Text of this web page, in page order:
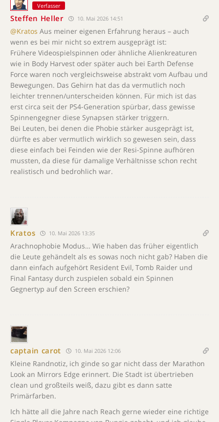
Verfasser
Steffen Heller 10. Mai 2026 14:51
@Kratos Aus meiner eigenen Erfahrung heraus – auch
wenn es bei mir nicht so extrem ausgeprägt ist:
Frühere Videospielspinnen oder ähnliche Alienkreaturen
wie in Body Harvest oder später auch bei Earth Defense
Force waren noch vergleichsweise abstrakt vom Aufbau und
Bewegungen. Das Gehirn hat das da vermutlich noch
leichter trennen/unterscheiden können. Für mich ist das
erst circa seit der PS4-Generation spürbar, dass gewisse
Spinnengegner diese Synapsen stärker triggern.
Bei Leuten, bei denen die Phobie stärker ausgeprägt ist,
dürfte es aber vermutlich wirklich so gewesen sein, dass
diese einfach bei Feinden wie der Resi-Spinne aufhören
mussten, da diese für damalige Verhältnisse schon recht
realistisch und bedrohlich war.
Kratos 10. Mai 2026 13:35
Arachnophobie Modus… Wie haben das früher eigentlich
die Leute gehändelt als es sowas noch nicht gab? Haben die
dann einfach aufgehört Resident Evil, Tomb Raider und
Final Fantasy durch zuspielen sobald ein Spinnen
Gegnertyp auf den Screen erschien?
captain carot 10. Mai 2026 12:06
Kleine Randnotiz, ich ginde so gar nicht dass der Marathon
Look an Mirrors Edge erinnert. Die Stadt ist übertrieben
clean und großteils weiß, dazu gibt es dann satte
Primärfarben.
Ich hätte all die Jahre nach Reach gerne wieder eine richtige